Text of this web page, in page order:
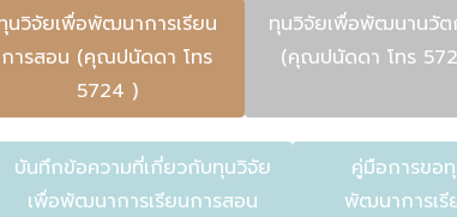
นวิจัยเพื่อพัฒนาการเรียน
การสอน (คุณปนัดดา โทร
5724 )
ทุนวิจัยเพื่อพัฒนานวัต
(คุณปนัดดา โทร
บันทึกข้อความที่เกี่ยวกับทุนวิจัย
เพื่อพัฒนาการเรียนการสอน
คู่มือการขอ
พัฒนาการเรี